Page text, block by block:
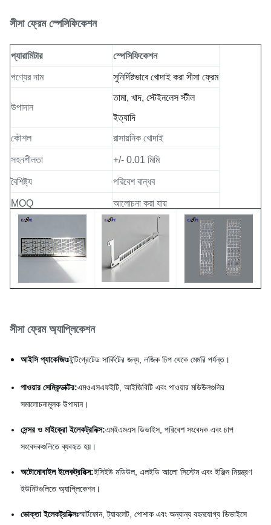
সীসা ফ্রেম স্পেসিফিকেশন
প্যারামিটার স্পেসিফিকেশন
পণ্যের নাম সুনির্দিষ্টভাবে খোদাই করা সীসা ফ্রেম
উপাদান
তামা, খাদ, স্টেইনলেস স্টীল
ইত্যাদি
কৌশল
রাসায়নিক খোদাই
সহনশীলতা +/- 0.01 মিমি
বৈশিষ্ট্য পরিবেশ বান্ধব
MOQ আলোচনা করা যায়
স্বর্ণ, রূপা, টিন, নিকেল প্লাটিং
সীসা ফ্রেম অ্যাপ্লিকেশন
আইসি প্যাকেজিংঃইন্টিগ্রেটেড সার্কিটের জন্য, লজিক চিপ থেকে মেমরি পর্যন্ত।
পাওয়ার সেমিকন্ডাক্টর:এমওএসএফইটি, আইজিবিটি এবং পাওয়ার মডিউলগুলির
সমালোচনামূলক উপাদান।
সেন্সর ও মাইক্রো ইলেকট্রনিক্স:এমইএমএস ডিভাইস, পরিবেশ সংবেদক এবং চাপ
সংবেদকগুলিতে ব্যবহৃত হয়।
অটোমোবাইল ইলেকট্রনিক্স:ইসিইউ মডিউল, এলইডি আলো সিস্টেম এবং ইঞ্জিন নিয়ন্ত্রণ
ইউনিটগুলিতে অ্যাপ্লিকেশন।
ভোক্তা ইলেকট্রনিক্সঃস্মার্টফোন, ট্যাবলেট, পোশাক এবং অন্যান্য বহনযোগ্য ডিভাইসে